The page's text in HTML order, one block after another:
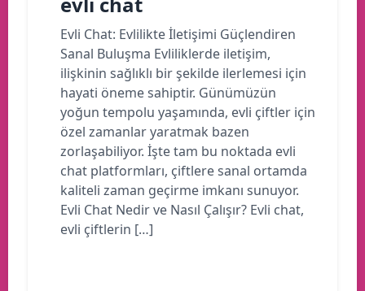
Evli Chat: Evlilikte İletişimi Güçlendiren
Sanal Buluşma Evliliklerde iletişim,
ilişkinin sağlıklı bir şekilde ilerlemesi için
hayati öneme sahiptir. Günümüzün
yoğun tempolu yaşamında, evli çiftler için
özel zamanlar yaratmak bazen
zorlaşabiliyor. İşte tam bu noktada evli
chat platformları, çiftlere sanal ortamda
kaliteli zaman geçirme imkanı sunuyor.
Evli Chat Nedir ve Nasıl Çalışır? Evli chat,
evli çiftlerin […]